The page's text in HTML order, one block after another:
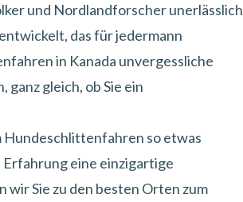
und Nordlandforscher unerlässlich
das für jedermann
in Kanada unvergessliche
gleich, ob Sie ein
Hundeschlittenfahren so etwas
Erfahrung eine einzigartige
Sie zu den besten Orten zum